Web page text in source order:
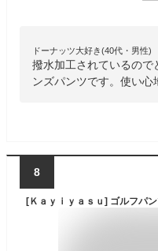
ドーナッツ大好き(40代・男性)
撥水加工されているので
ンズパンツです。使い心
8